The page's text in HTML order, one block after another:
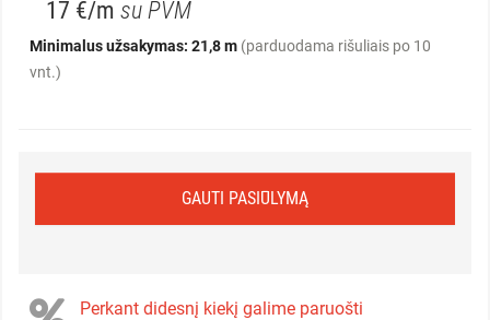
17 €/m su PVM
Minimalus užsakymas: 21,8 m (parduodama rišuliais po 10
vnt.)
GAUTI PASIŪLYMĄ
Perkant didesnį kiekį galime paruošti